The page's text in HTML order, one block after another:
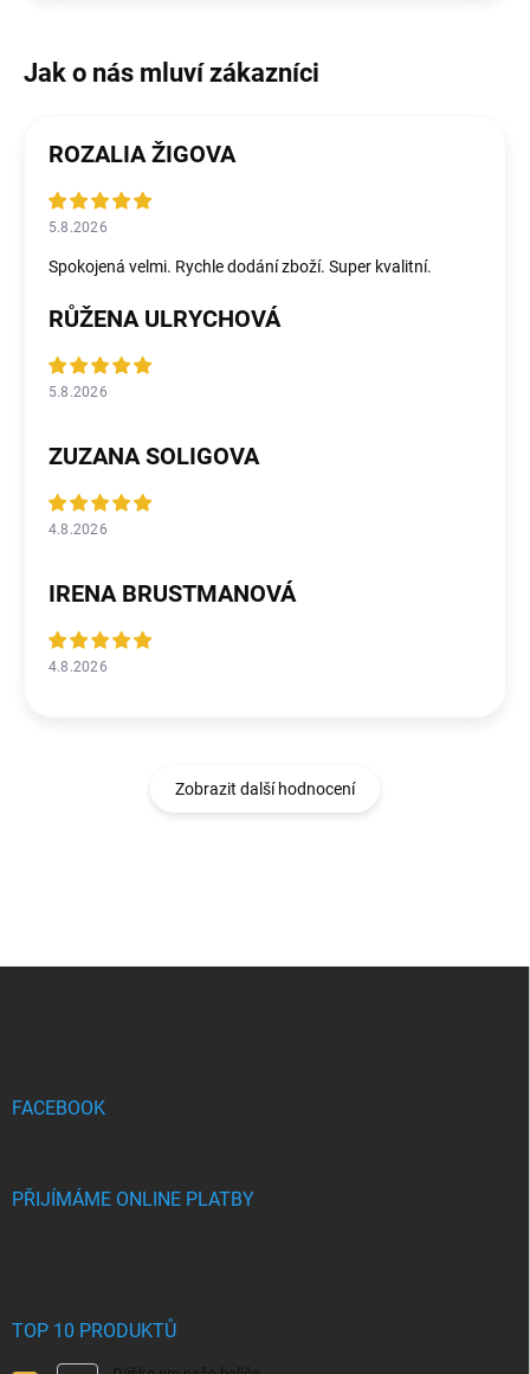
ROZALIA ŽIGOVA
5.8.2026
Spokojená velmi. Rychle dodání zboží. Super kvalitní.
RŮŽENA ULRYCHOVÁ
5.8.2026
ZUZANA SOLIGOVA
4.8.2026
IRENA BRUSTMANOVÁ
4.8.2026
Zobrazit další hodnocení
FACEBOOK
PŘIJÍMÁME ONLINE PLATBY
TOP 10 PRODUKTŮ